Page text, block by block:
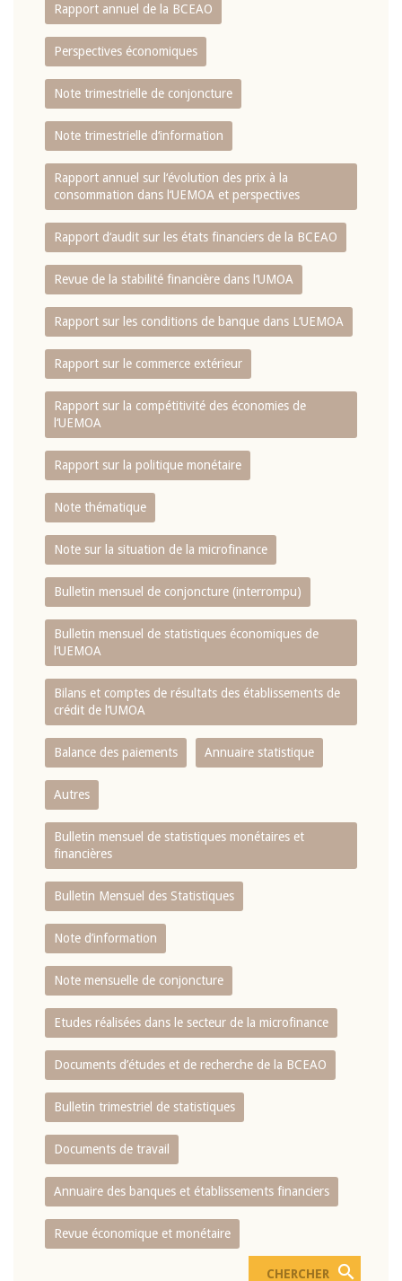
Rapport annuel de la BCEAO
Perspectives économiques
Note trimestrielle de conjoncture
Note trimestrielle d‘information
Rapport annuel sur l‘évolution des prix à la
consommation dans l‘UEMOA et perspectives
Rapport d‘audit sur les états financiers de la BCEAO
Revue de la stabilité financière dans l‘UMOA
Rapport sur les conditions de banque dans L‘UEMOA
Rapport sur le commerce extérieur
Rapport sur la compétitivité des économies de
l‘UEMOA
Rapport sur la politique monétaire
Note thématique
Note sur la situation de la microfinance
Bulletin mensuel de conjoncture (interrompu)
Bulletin mensuel de statistiques économiques de
l‘UEMOA
Bilans et comptes de résultats des établissements de
crédit de l‘UMOA
Balance des paiements Annuaire statistique
Autres
Bulletin mensuel de statistiques monétaires et
financières
Bulletin Mensuel des Statistiques
Note d’information
Note mensuelle de conjoncture
Etudes réalisées dans le secteur de la microfinance
Documents d’études et de recherche de la BCEAO
Bulletin trimestriel de statistiques
Documents de travail
Annuaire des banques et établissements financiers
Revue économique et monétaire